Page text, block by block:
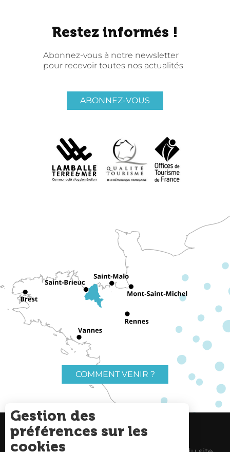
Restez informés !
Abonnez-vous à notre newsletter
pour recevoir toutes nos actualités
ABONNEZ-VOUS
COMMENT VENIR ?
Charte du voyageur Liens utiles
Gestion des
préférences sur les
cookies